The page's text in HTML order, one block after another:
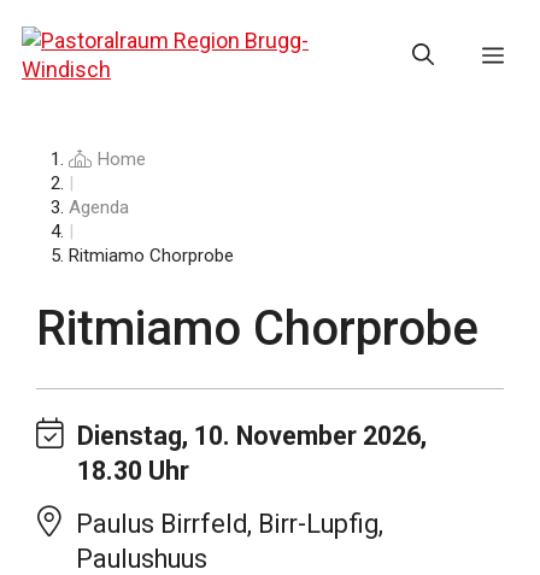
zum
Inhalt
Home
|
Agenda
|
Ritmiamo Chorprobe
Ritmiamo Chorprobe
Dienstag, 10. November 2026,
18.30 Uhr
Paulus Birrfeld, Birr-Lupfig,
Paulushuus